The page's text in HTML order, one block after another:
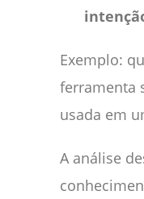
Exemplo:
ferramenta
usada em
A análise